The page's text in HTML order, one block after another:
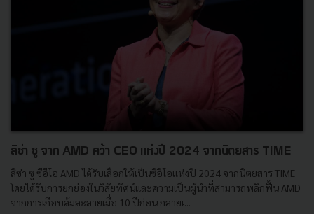
ลิซ่า ซู จาก AMD คว้า CEO แห่งปี 2024 จากนิตยสาร TIME
ลิซ่า ซู ซีอีโอ AMD ได้รับเลือกให้เป็นซีอีโอแห่งปี 2024 จากนิตยสาร TIME
โดยได้รับการยกย่องในวิสัยทัศน์และความเป็นผู้นำที่สามารถพลิกฟื้น AMD
จากการเกือบล้มละลายเมื่อ 10 ปีก่อน กลายเ...